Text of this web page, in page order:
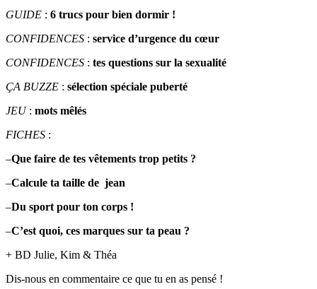
GUIDE : 6 trucs pour bien dormir !
CONFIDENCES : service d’urgence du cœur
CONFIDENCES : tes questions sur la sexualité
ÇA BUZZE : sélection spéciale puberté
JEU: mots mêlés
FICHES :
–Que faire de tes vêtements trop petits ?
–Calcule ta taille de jean
–Du sport pour ton corps !
–C’est quoi, ces marques sur ta peau ?
+ BD Julie, Kim & Théa
Dis-nous en commentaire ce que tu en as pensé !